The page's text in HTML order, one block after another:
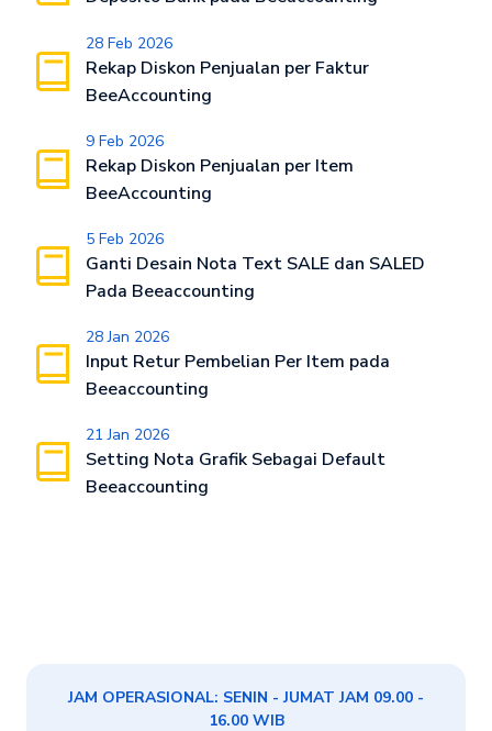
28 Feb 2026
Rekap Diskon Penjualan per Faktur
BeeAccounting
9 Feb 2026
Rekap Diskon Penjualan per Item
BeeAccounting
5 Feb 2026
Ganti Desain Nota Text SALE dan SALED
Pada Beeaccounting
28 Jan 2026
Input Retur Pembelian Per Item pada
Beeaccounting
21 Jan 2026
Setting Nota Grafik Sebagai Default
Beeaccounting
JAM OPERASIONAL: SENIN - JUMAT JAM 09.00 -
16.00 WIB